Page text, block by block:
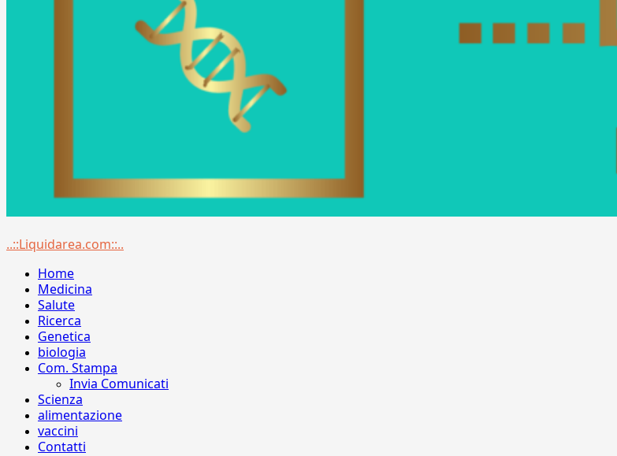
Menu
..::Liquidarea.com::..
Home
Medicina
Salute
Ricerca
Genetica
biologia
Com. Stampa
Invia Comunicati
Scienza
alimentazione
vaccini
Contatti